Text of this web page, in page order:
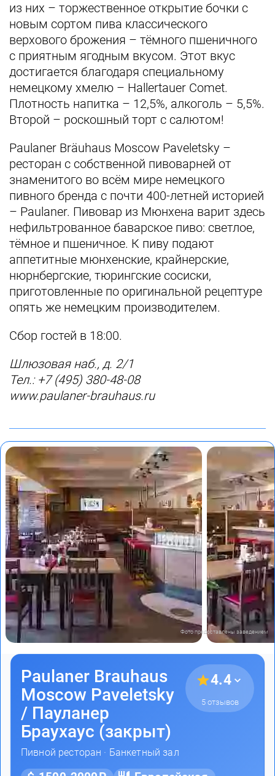
из них – торжественное открытие бочки с
новым сортом пива классического
верхового брожения – тёмного пшеничного
c приятным ягодным вкусом. Этот вкус
достигается благодаря специальному
немецкому хмелю – Hallertauer Comet.
Плотность напитка – 12,5%, алкоголь – 5,5%.
Второй – роскошный торт с салютом!
Paulaner Bräuhaus Moscow Paveletsky –
ресторан с собственной пивоварней от
знаменитого во всём мире немецкого
пивного бренда с почти 400-летней историей
– Paulaner. Пивовар из Мюнхена варит здесь
нефильтрованное баварское пиво: светлое,
тёмное и пшеничное. К пиву подают
аппетитные мюнхенские, крайнерские,
нюрнбергские, тюрингские сосиски,
приготовленные по оригинальной рецептуре
опять же немецким производителем.
Сбор гостей в 18:00.
Шлюзовая наб., д. 2/1
Тел.: +7 (495) 380-48-08
www.paulaner-brauhaus.ru
Фото предоставлены заведением
Paulaner Brauhaus
Moscow Paveletsky
/ Пауланер
Браухаус (закрыт)
Пивной ресторан · Банкетный зал
4.4
5 отзывов